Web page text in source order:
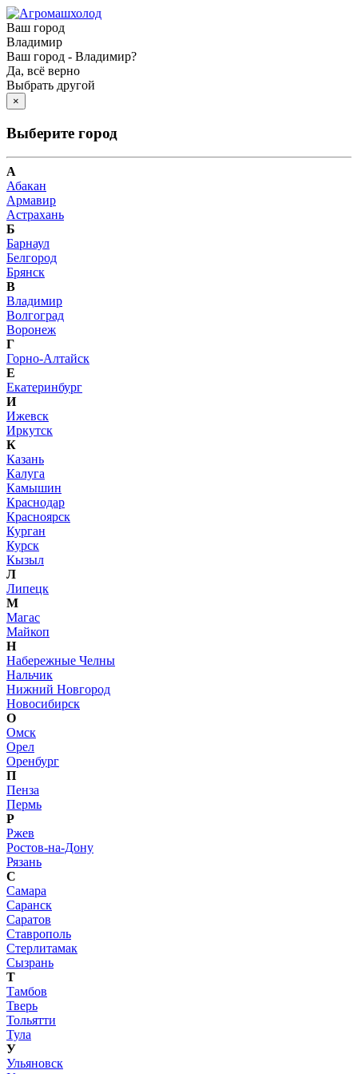
Ваш город
Владимир
Ваш город - Владимир?
Да, всё верно
Выбрать другой
×
Выберите город
А
Абакан
Армавир
Астрахань
Б
Барнаул
Белгород
Брянск
В
Владимир
Волгоград
Воронеж
Г
Горно-Алтайск
Е
Екатеринбург
И
Ижевск
Иркутск
К
Казань
Калуга
Камышин
Краснодар
Красноярск
Курган
Курск
Кызыл
Л
Липецк
М
Магас
Майкоп
Н
Набережные Челны
Нальчик
Нижний Новгород
Новосибирск
О
Омск
Орел
Оренбург
П
Пенза
Пермь
Р
Ржев
Ростов-на-Дону
Рязань
С
Самара
Саранск
Саратов
Ставрополь
Стерлитамак
Сызрань
Т
Тамбов
Тверь
Тольятти
Тула
У
Ульяновск